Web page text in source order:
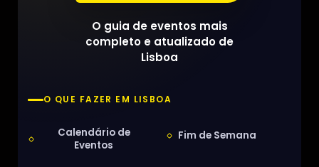
O guia de eventos mais
completo e atualizado de
Lisboa
O QUE FAZER EM LISBOA
Calendário de
Eventos
Fim de Semana